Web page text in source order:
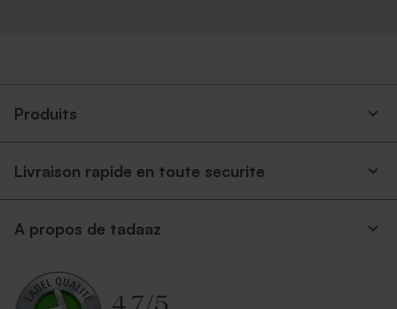
Produits
Livraison rapide en toute securite
A propos de tadaaz